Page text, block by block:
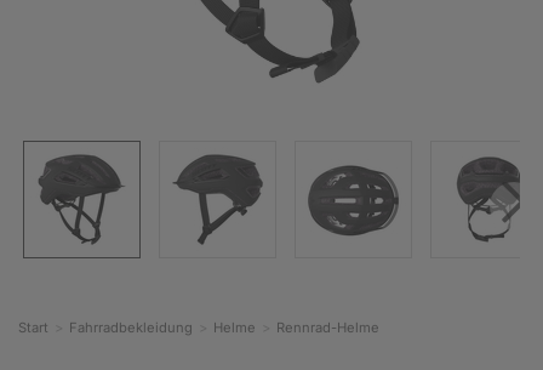
Start Fahrradbekleidung Helme Rennrad-Helme